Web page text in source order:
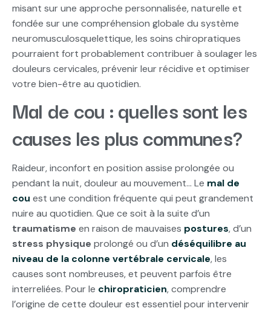
misant sur une approche personnalisée, naturelle et
fondée sur une compréhension globale du système
neuromusculosquelettique, les soins chiropratiques
pourraient fort probablement contribuer à soulager les
douleurs cervicales, prévenir leur récidive et optimiser
votre bien-être au quotidien.
Mal de cou : quelles sont les
causes les plus communes?
Raideur, inconfort en position assise prolongée ou
pendant la nuit, douleur au mouvement… Le mal de
cou est une condition fréquente qui peut grandement
nuire au quotidien. Que ce soit à la suite d’un
traumatisme en raison de mauvaises postures, d’un
stress physique prolongé ou d’un déséquilibre au
niveau de la colonne vertébrale cervicale, les
causes sont nombreuses, et peuvent parfois être
interreliées. Pour le chiropraticien, comprendre
l’origine de cette douleur est essentiel pour intervenir